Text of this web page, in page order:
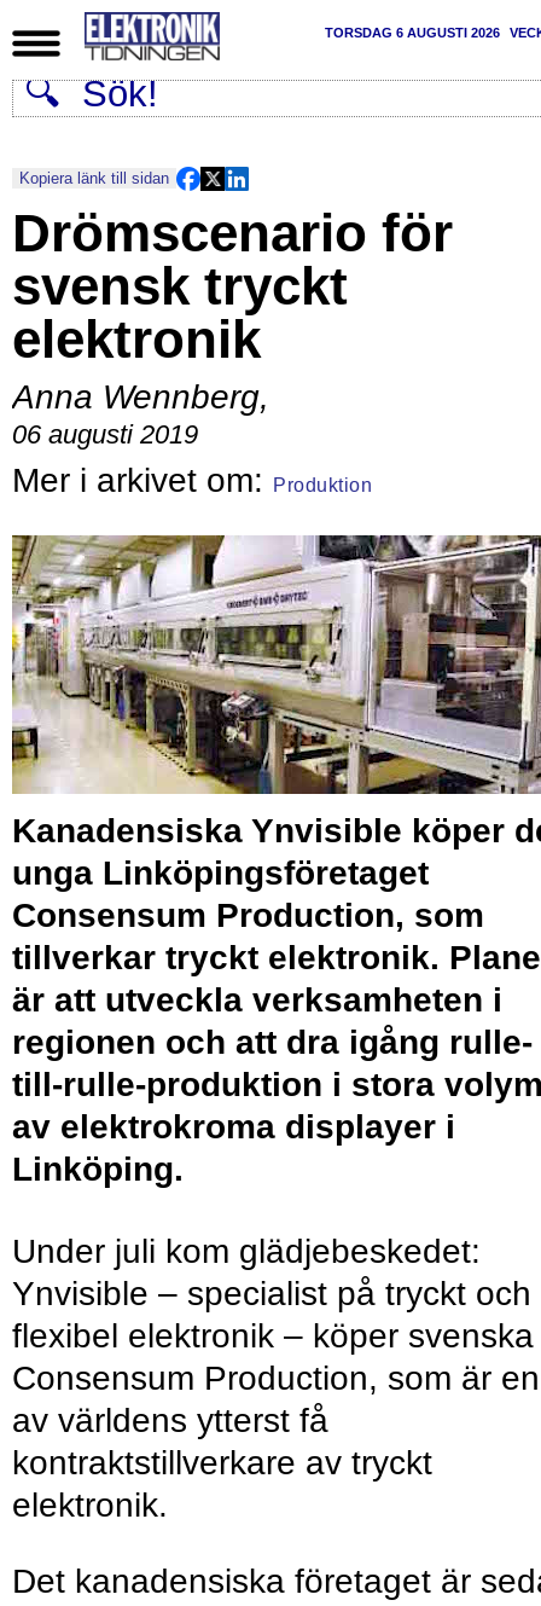
TORSDAG 6 AUGUSTI 2026
Kopiera länk till sidan
Drömscenario för
svensk tryckt
elektronik
Anna Wennberg,
06 augusti 2019
Produktion
Kanadensiska Ynvisible köper
unga Linköpingsföretaget
Consensum Production, som
tillverkar tryckt elektronik.
är att utveckla verksamheten i
regionen och att dra igång rulle-
till-rulle-produktion i stora
av elektrokroma displayer i
Linköping.
Under juli kom glädjebeskedet:
Ynvisible – specialist på tryckt och
flexibel elektronik – köper svenska
Consensum Production, som är en
av världens ytterst få
kontraktstillverkare av tryckt
elektronik.
Det kanadensiska företaget är